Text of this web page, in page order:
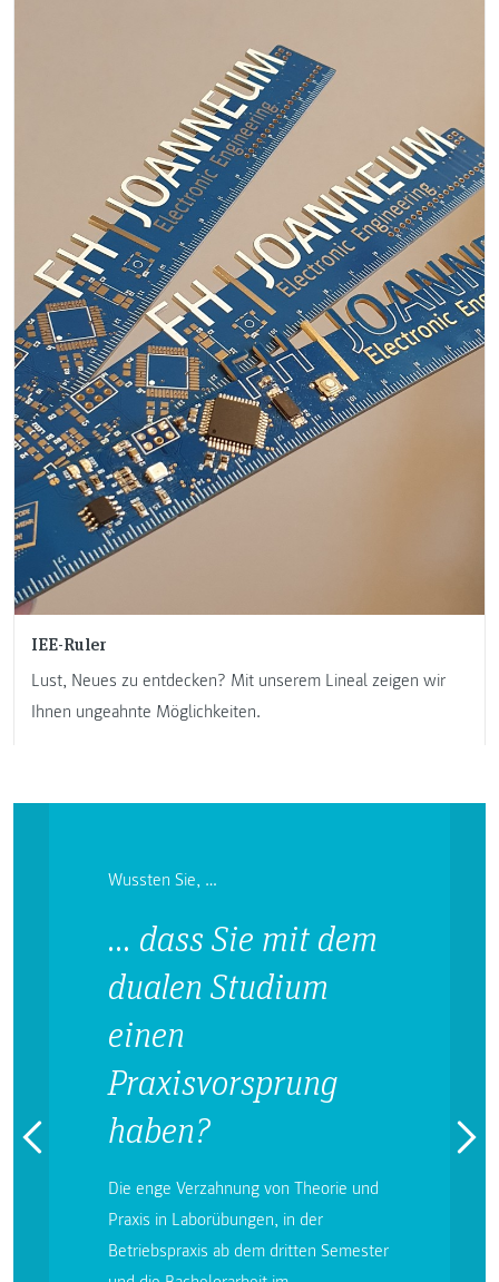
IEE-Ruler
Lust, Neues zu entdecken? Mit unserem Lineal zeigen wir
Ihnen ungeahnte Möglichkeiten.
Wussten Sie, …
… dass Sie mit dem
dualen Studium
einen
Praxisvorsprung
haben?
Die enge Verzahnung von Theorie und
Praxis in Laborübungen, in der
Betriebspraxis ab dem dritten Semester